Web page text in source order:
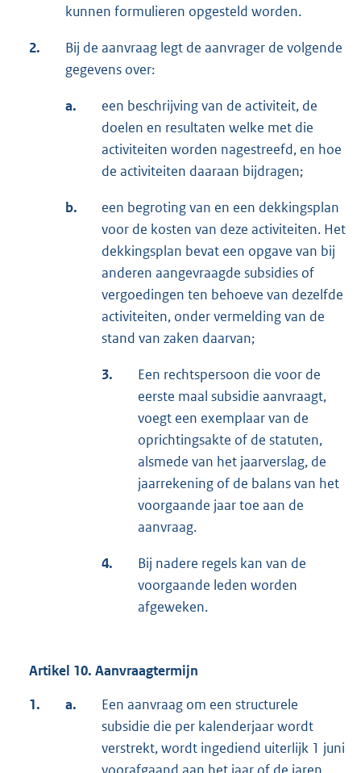
kunnen formulieren opgesteld worden.
2.
Bij de aanvraag legt de aanvrager de volgende
gegevens over:
a.
een beschrijving van de activiteit, de
doelen en resultaten welke met die
activiteiten worden nagestreefd, en hoe
de activiteiten daaraan bijdragen;
b.
een begroting van en een dekkingsplan
voor de kosten van deze activiteiten. Het
dekkingsplan bevat een opgave van bij
anderen aangevraagde subsidies of
vergoedingen ten behoeve van dezelfde
activiteiten, onder vermelding van de
stand van zaken daarvan;
3.
Een rechtspersoon die voor de
eerste maal subsidie aanvraagt,
voegt een exemplaar van de
oprichtingsakte of de statuten,
alsmede van het jaarverslag, de
jaarrekening of de balans van het
voorgaande jaar toe aan de
aanvraag.
4.
Bij nadere regels kan van de
voorgaande leden worden
afgeweken.
Artikel 10. Aanvraagtermijn
1.
a.
Een aanvraag om een structurele
subsidie die per kalenderjaar wordt
verstrekt, wordt ingediend uiterlijk 1 juni